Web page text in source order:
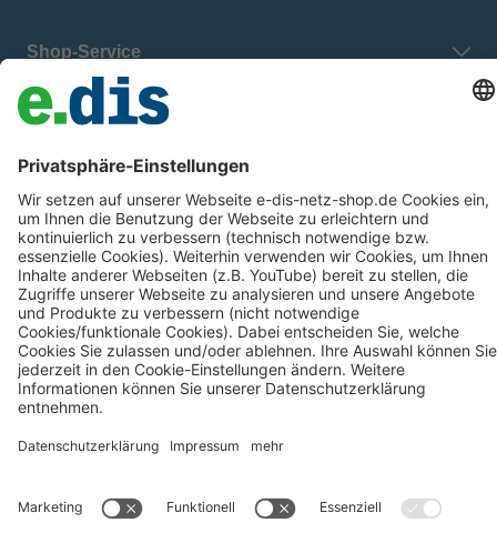
Shop-Service
E.DIS Netz GmbH
Zahlung & Versand
Datenschutz
Barrierefreiheit
Verbraucherinformationen
Impressum
AGB
Cookie Disclaimer
ggf. Nachnahmegebühren, wenn nicht anders angegeben.
Lieferungen von Solarmodulen für bestimmte Betreiber. Weitere